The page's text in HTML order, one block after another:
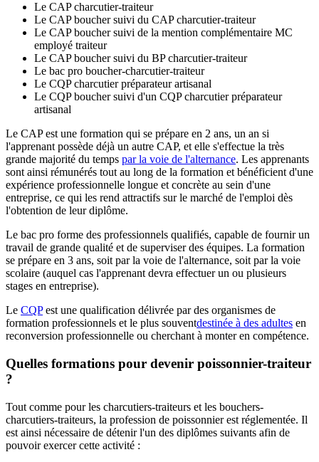
Le CAP charcutier-traiteur
Le CAP boucher suivi du CAP charcutier-traiteur
Le CAP boucher suivi de la mention complémentaire MC
employé traiteur
Le CAP boucher suivi du BP charcutier-traiteur
Le bac pro boucher-charcutier-traiteur
Le CQP charcutier préparateur artisanal
Le CQP boucher suivi d'un CQP charcutier préparateur
artisanal
Le CAP est une formation qui se prépare en 2 ans, un an si
l'apprenant possède déjà un autre CAP, et elle s'effectue la très
grande majorité du temps par la voie de l'alternance. Les apprenants
sont ainsi rémunérés tout au long de la formation et bénéficient d'une
expérience professionnelle longue et concrète au sein d'une
entreprise, ce qui les rend attractifs sur le marché de l'emploi dès
l'obtention de leur diplôme.
Le bac pro forme des professionnels qualifiés, capable de fournir un
travail de grande qualité et de superviser des équipes. La formation
se prépare en 3 ans, soit par la voie de l'alternance, soit par la voie
scolaire (auquel cas l'apprenant devra effectuer un ou plusieurs
stages en entreprise).
Le CQPest une qualification délivrée par des organismes de
formation professionnels et le plus souventdestinée à des adultes en
reconversion professionnelle ou cherchant à monter en compétence.
Quelles formations pour devenir poissonnier-traiteur
?
Tout comme pour les charcutiers-traiteurs et les bouchers-
charcutiers-traiteurs, la profession de poissonnier est réglementée. Il
est ainsi nécessaire de détenir l'un des diplômes suivants afin de
pouvoir exercer cette activité :